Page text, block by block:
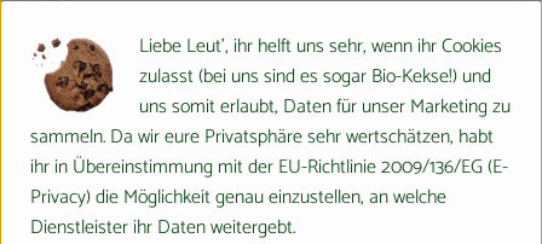
Produktinformationen
Produktdatenblatt
Liebe Leut', ihr helft uns sehr, wenn ihr Cookies
zulasst (bei uns sind es sogar Bio-Kekse!) und
uns somit erlaubt, Daten für unser Marketing zu
sammeln. Da wir eure Privatsphäre sehr wertschätzen, habt
ihr in Übereinstimmung mit der EU-Richtlinie 2009/136/EG (E-
Privacy) die Möglichkeit genau einzustellen, an welche
Dienstleister ihr Daten weitergebt.